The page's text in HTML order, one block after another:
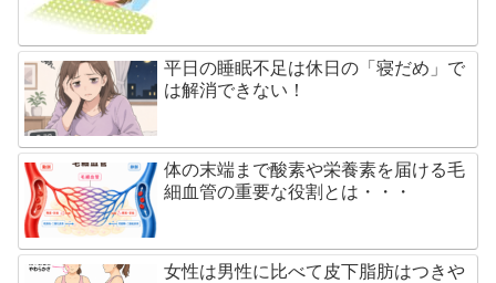
平日の睡眠不足は休日の「寝だめ」で
は解消できない！
体の末端まで酸素や栄養素を届ける毛
細血管の重要な役割とは・・・
女性は男性に比べて皮下脂肪はつきや